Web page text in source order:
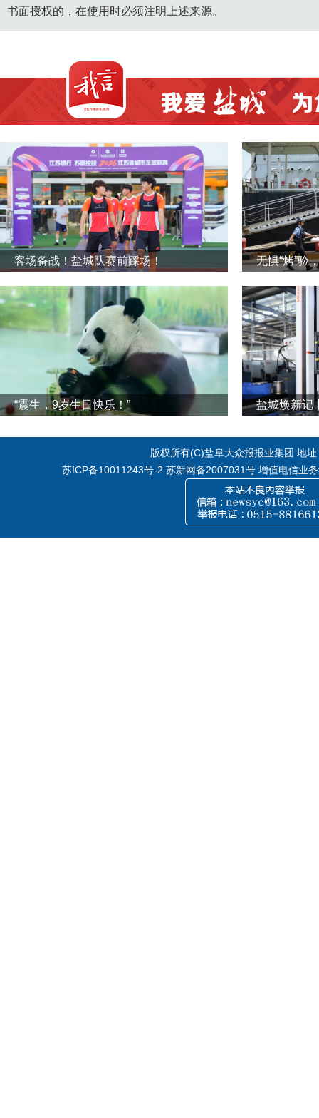
书面授权的，在使用时必须注明上述来源。
客场备战！盐城队赛前踩场！ 无惧“烤”验
“震生，9岁生日快乐！”
版权所有(C)盐阜大众报报业集团 地
苏ICP备10011243号-2 苏新网备2007031号 增值电信业